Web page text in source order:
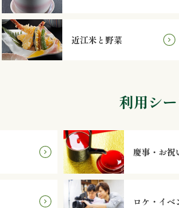
近江米と野菜
利用シ
慶事・お祝
ロケ・イベ